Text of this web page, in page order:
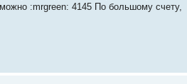
:mrgreen: 4145 По большому счету,